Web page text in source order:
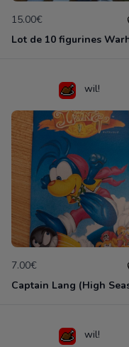
15.00€
wil!
7.00€
wil!